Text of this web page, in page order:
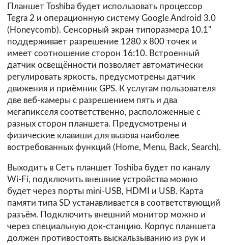
Планшет Toshiba будет использовать процессор
Tegra 2 и операционную систему Google Android 3.0
(Honeycomb). Сенсорный экран типоразмера 10.1"
поддерживает разрешение 1280 х 800 точек и
имеет соотношение сторон 16:10. Встроенный
датчик освещённости позволяет автоматически
регулировать яркость, предусмотрены датчик
движения и приёмник GPS. К услугам пользователя
две веб-камеры с разрешением пять и два
мегапикселя соответственно, расположенные с
разных сторон планшета. Предусмотрены и
физические клавиши для вызова наиболее
востребованных функций (Home, Menu, Back, Search).
Выходить в Сеть планшет Toshiba будет по каналу
Wi-Fi, подключить внешние устройства можно
будет через порты mini-USB, HDMI и USB. Карта
памяти типа SD устанавливается в соответствующий
разъём. Подключить внешний монитор можно и
через специальную док-станцию. Корпус планшета
должен противостоять выскальзыванию из рук и